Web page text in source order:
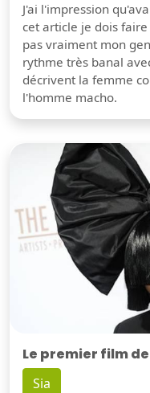
J'ai l'impression
cet article je dois
pas vraiment mon
rythme très banal
décrivent la femme
l'homme macho.
Le premier film de
Sia